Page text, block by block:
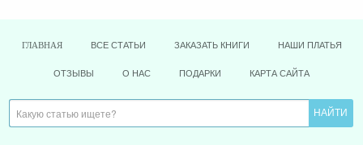
ГЛАВНАЯ ВСЕ СТАТЬИ ЗАКАЗАТЬ КНИГИ НАШИ ПЛАТЬЯ
ОТЗЫВЫ О НАС ПОДАРКИ КАРТА САЙТА